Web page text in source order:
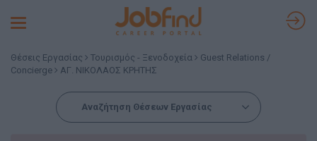
Toggle
Θέσεις Εργασίας Τουρισμός - Ξενοδοχεία
Guest Relations /
Concierge
ΑΓ. ΝΙΚΟΛΑΟΣ ΚΡΗΤΗΣ
Αναζήτηση Θέσεων Εργασίας